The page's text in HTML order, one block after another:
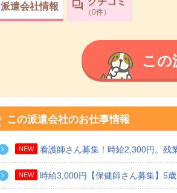
派遣会社情報
0件
この
この派遣会社のお仕事情報
NEW 看護師さん募集！時給2,300円。残
NEW 時給3,000円【保健師さん募集】5